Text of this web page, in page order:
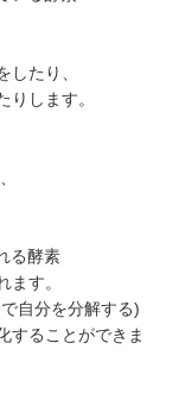
たり、
りします。
る酵素
す。
自分を分解する)
することができま